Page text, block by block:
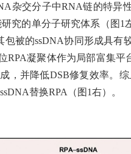
杂交分子中RNA链的特异
究的单分子研究体系（ 图 1
被的ssDNA协同形成具有
RPA凝聚体作为局部富集平
，并降低DSB修复效率。
替换RPA（ 图 1右）。